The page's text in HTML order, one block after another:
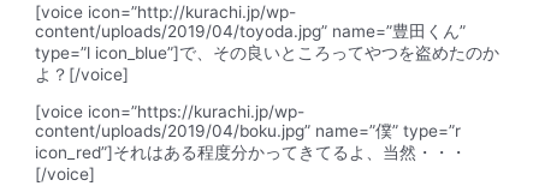
[voice icon=”http://kurachi.jp/wp-
content/uploads/2019/04/toyoda.jpg” name=”豊田くん”
type=”l icon_blue”]で、その良いところってやつを盗めたのか
よ？[/voice]
[voice icon=”https://kurachi.jp/wp-
content/uploads/2019/04/boku.jpg” name=”僕” type=”r
icon_red”]それはある程度分かってきてるよ、当然・・・
[/voice]